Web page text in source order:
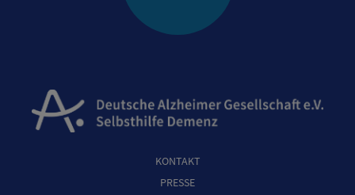
KONTAKT
PRESSE